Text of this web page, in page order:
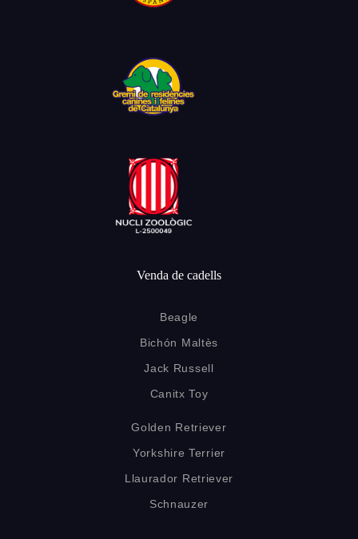
Venda de cadells
Beagle
Bichón Maltès
Jack Russell
Canitx Toy
Golden Retriever
Yorkshire Terrier
Llaurador Retriever
Schnauzer